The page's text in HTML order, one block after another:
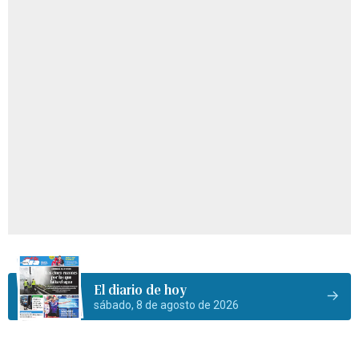
El diario de hoy
sábado, 8 de agosto de 2026